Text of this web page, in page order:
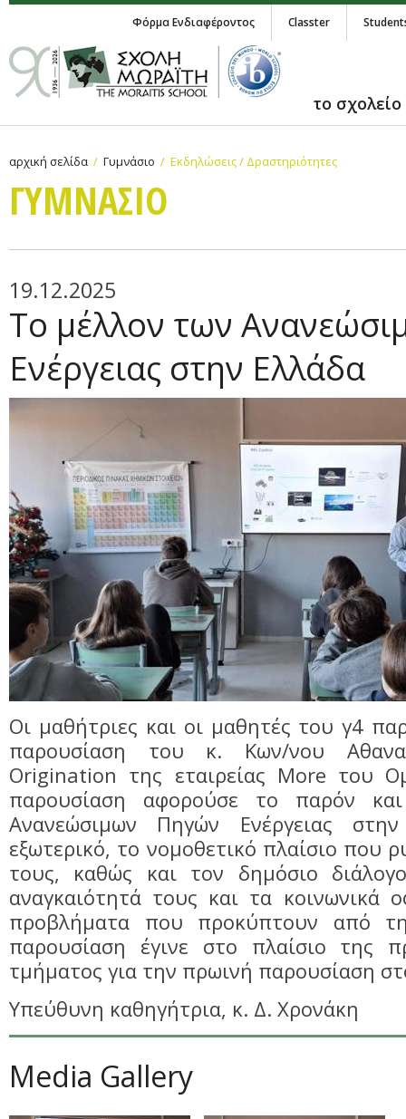
Φόρμα Ενδιαφέροντος Classter
το σχολείο
αρχική σελίδα Γυμνάσιο Εκδηλώσεις / Δραστηριότητες
ΓΥΜΝAΣΙΟ
19.12.2025
Το μέλλον των
Ενέργειας στην Ελλάδα
Οι μαθήτριες και οι μαθητές του γ4
παρουσίαση του κ. Κων/νου
Origination της εταιρείας More του
παρουσίαση αφορούσε το παρόν
Ανανεώσιμων Πηγών Ενέργειας
εξωτερικό, το νομοθετικό πλαίσιο που
τους, καθώς και τον δημόσιο
αναγκαιότητά τους και τα κοινωνικά
προβλήματα που προκύπτουν από
παρουσίαση έγινε στο πλαίσιο της
τμήματος για την πρωινή παρουσίαση
Υπεύθυνη καθηγήτρια, κ. Δ. Χρονάκη
Media Gallery